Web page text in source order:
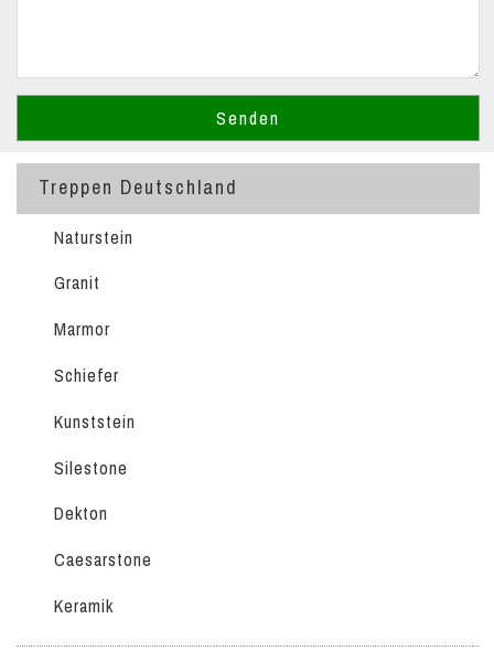
Treppen Deutschland
Naturstein
Granit
Marmor
Schiefer
Kunststein
Silestone
Dekton
Caesarstone
Keramik